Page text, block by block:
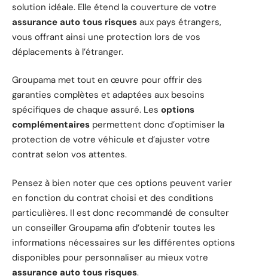
solution idéale. Elle étend la couverture de votre
assurance auto tous risques aux pays étrangers,
vous offrant ainsi une protection lors de vos
déplacements à l’étranger.
Groupama met tout en œuvre pour offrir des
garanties complètes et adaptées aux besoins
spécifiques de chaque assuré. Les options
complémentaires permettent donc d’optimiser la
protection de votre véhicule et d’ajuster votre
contrat selon vos attentes.
Pensez à bien noter que ces options peuvent varier
en fonction du contrat choisi et des conditions
particulières. Il est donc recommandé de consulter
un conseiller Groupama afin d’obtenir toutes les
informations nécessaires sur les différentes options
disponibles pour personnaliser au mieux votre
assurance auto tous risques.